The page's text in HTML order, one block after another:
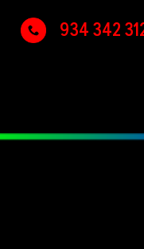
934 342